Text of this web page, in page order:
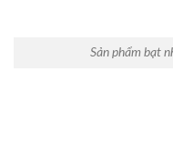
Sản phẩm bạt